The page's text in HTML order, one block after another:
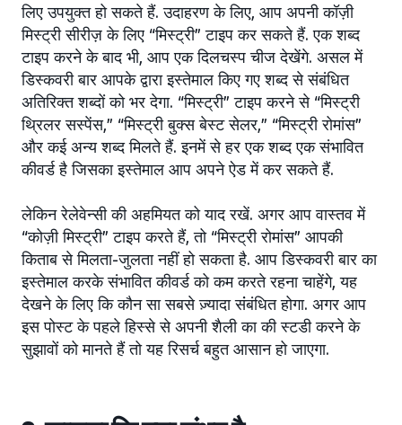
लिए उपयुक्त हो सकते हैं. उदाहरण के लिए, आप अपनी कॉज़ी
मिस्ट्री सीरीज़ के लिए “मिस्ट्री” टाइप कर सकते हैं. एक शब्द
टाइप करने के बाद भी, आप एक दिलचस्प चीज देखेंगे. असल में
डिस्कवरी बार आपके द्वारा इस्तेमाल किए गए शब्द से संबंधित
अतिरिक्त शब्दों को भर देगा. “मिस्ट्री” टाइप करने से “मिस्ट्री
थ्रिलर सस्पेंस,” “मिस्ट्री बुक्स बेस्ट सेलर,” “मिस्ट्री रोमांस”
और कई अन्य शब्द मिलते हैं. इनमें से हर एक शब्द एक संभावित
कीवर्ड है जिसका इस्तेमाल आप अपने ऐड में कर सकते हैं.
लेकिन रेलेवेन्सी की अहमियत को याद रखें. अगर आप वास्तव में
“कोज़ी मिस्ट्री” टाइप करते हैं, तो “मिस्ट्री रोमांस” आपकी
किताब से मिलता-जुलता नहीं हो सकता है. आप डिस्कवरी बार का
इस्तेमाल करके संभावित कीवर्ड को कम करते रहना चाहेंगे, यह
देखने के लिए कि कौन सा सबसे ज़्यादा संंबंधित होगा. अगर आप
इस पोस्ट के पहले हिस्से से अपनी शैली का की स्टडी करने के
सुझावों को मानते हैं तो यह रिसर्च बहुत आसान हो जाएगा.